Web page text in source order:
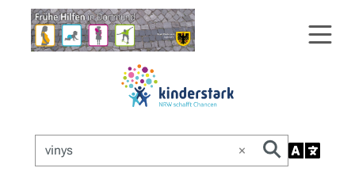
×